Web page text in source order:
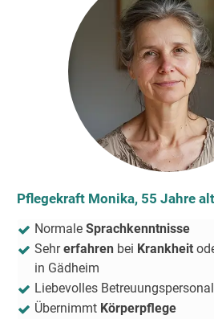
Pflegekraft Monika, 55 Jahre alt
Normale Sprachkenntnisse
Sehrerfahren bei Krankheit
in Gädheim
Liebevolles Betreuungspersonal
Übernimmt Körperpflege